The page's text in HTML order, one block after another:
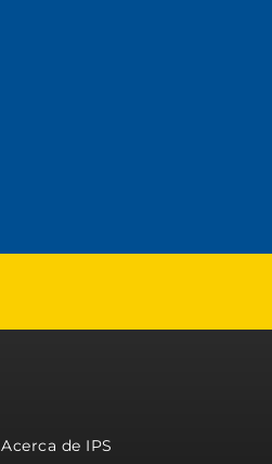
Acerca de IPS